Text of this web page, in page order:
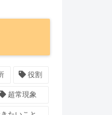
役割
超常現象